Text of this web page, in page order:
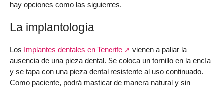
hay opciones como las siguientes.
La implantología
Los Implantes dentales en Tenerife
vienen a paliar la
ausencia de una pieza dental. Se coloca un tornillo en la encía
y se tapa con una pieza dental resistente al uso continuado.
Como paciente, podrá masticar de manera natural y sin